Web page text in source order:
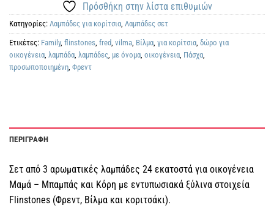
Πρόσθήκη στην λίστα επιθυμιών
Κατηγορίες: Λαμπάδες για κορίτσια, Λαμπάδες σετ
Ετικέτες: Family, flinstones, fred, vilma, Βίλμα, για κορίτσια, δώρο για
οικογένεια, λαμπάδα, λαμπάδες, με όνομα, οικογένεια, Πάσχα,
προσωποποιημένη, Φρεντ
ΠΕΡΙΓΡΑΦΗ
Σετ από 3 αρωματικές λαμπάδες 24 εκατοστά για οικογένεια
Μαμά – Μπαμπάς και Κόρη με εντυπωσιακά ξύλινα στοιχεία
Flinstones (Φρεντ, Βίλμα και κοριτσάκι).